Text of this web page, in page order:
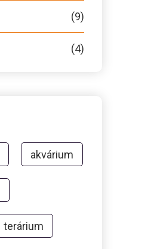
(9)
(4)
akvárium
terárium